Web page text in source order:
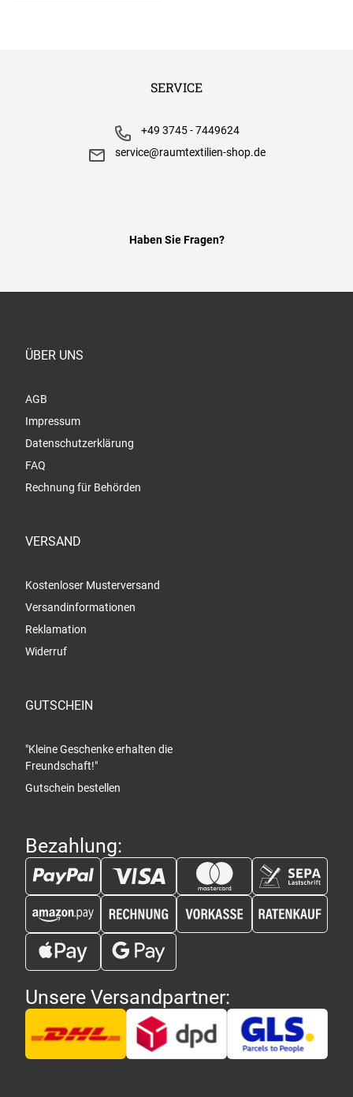
SERVICE
Haben Sie Fragen?
+49 3745 - 7449624
service@raumtextilien-shop.de
ÜBER UNS
AGB
Impressum
Datenschutzerklärung
FAQ
Rechnung für Behörden
VERSAND
Kostenloser Musterversand
Versandinformationen
Reklamation
Widerruf
GUTSCHEIN
"Kleine Geschenke erhalten die
Freundschaft!"
Gutschein bestellen
Bezahlung:
Unsere Versandpartner: